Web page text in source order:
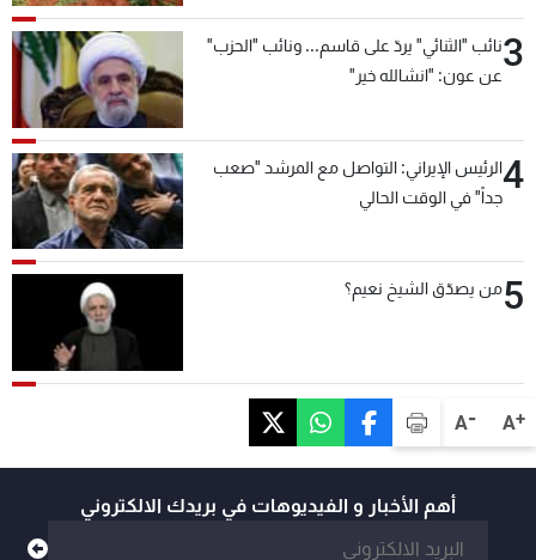
A+
A-
3نائب "الثنائي" يردّ على قاسم... ونائب "الحزب"
عن عون: "انشالله خير"
4الرئيس الإيراني: التواصل مع المرشد "صعب
جداً" في الوقت الحالي
5من يصدّق الشيخ نعيم؟
أهم الأخبار و الفيديوهات في بريدك الالكتروني